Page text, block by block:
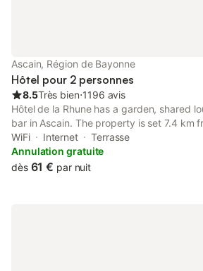
Ascain, Région de Bayonne
Hôtel pour 2 personnes
8.5Très bien⋅1196 avis
Hôtel de la Rhune has a garden, shared
bar in Ascain. The property is set 7.4 km
Baptiste Church, 18 km from Hendaye
from FICOBA. The property is non-
WiFi Internet
Terrasse
Annulation gratuite
dès 61 € par nuit